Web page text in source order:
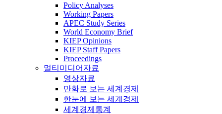
Policy Analyses
Working Papers
APEC Study Series
World Economy Brief
KIEP Opinions
KIEP Staff Papers
Proceedings
멀티미디어자료
영상자료
만화로 보는 세계경제
한눈에 보는 세계경제
세계경제통계